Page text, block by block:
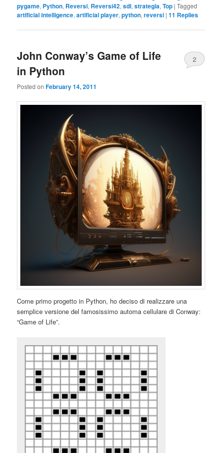
pygame, Python, Reversi, Reversi42,sdl,strategia,Top |Tagged
artificial intelligence,artificial player,python,reversi |11 Replies
John Conway’s Game of Life
in Python
Posted onFebruary 14, 2011
2
Come primo progetto in Python, ho deciso di realizzare una
semplice versione del famosissimo automa cellulare di Conway:
“Game of Life”.